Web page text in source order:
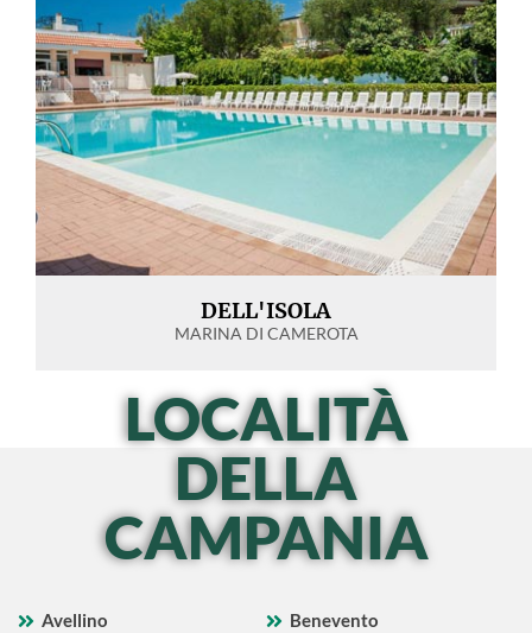
DELL'ISOLA
MARINA DI CAMEROTA
LOCALITÀ
DELLA
CAMPANIA
Avellino
Benevento